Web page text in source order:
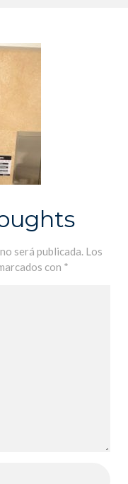
será publicada. Los
con *